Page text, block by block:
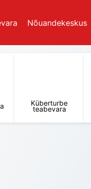
Nõuandekeskus
Küberturbe
teabevara